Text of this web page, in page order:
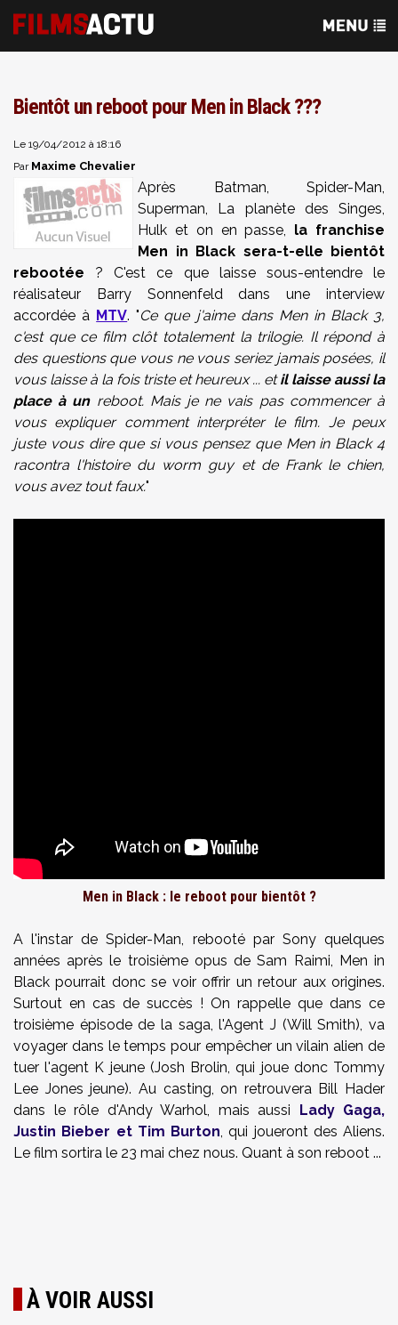
Bientôt un reboot pour Men in Black ???
Le 19/04/2012 à 18:16
Par Maxime Chevalier
Après Batman, Spider-Man,
Superman, La planète des Singes,
Hulk et on en passe, la franchise
Men in Black sera-t-elle bientôt
rebootée ? C'est ce que laisse sous-entendre le
réalisateur Barry Sonnenfeld dans une interview
accordée à MTV. "Ce que j'aime dans Men in Black 3,
c'est que ce film clôt totalement la trilogie. Il répond à
des questions que vous ne vous seriez jamais posées, il
vous laisse à la fois triste et heureux ... etil laisse aussi la
place à unreboot. Mais je ne vais pas commencer à
vous expliquer comment interpréter le film. Je peux
juste vous dire que si vous pensez que Men in Black 4
racontra l'histoire du worm guy et de Frank le chien,
vous avez tout faux."
Men in Black : le reboot pour bientôt ?
A l'instar de Spider-Man, rebooté par Sony quelques
années après le troisième opus de Sam Raimi, Men in
Black pourrait donc se voir offrir un retour aux origines.
Surtout en cas de succès ! On rappelle que dans ce
troisième épisode de la saga, l'Agent J (Will Smith), va
voyager dans le temps pour empêcher un vilain alien de
tuer l'agent K jeune (Josh Brolin, qui joue donc Tommy
Lee Jones jeune). Au casting, on retrouvera Bill Hader
dans le rôle d'Andy Warhol, mais aussi Lady Gaga,
Justin Bieber et Tim Burton, qui joueront des Aliens.
Le film sortira le 23 mai chez nous. Quant à son reboot ...
À VOIR AUSSI